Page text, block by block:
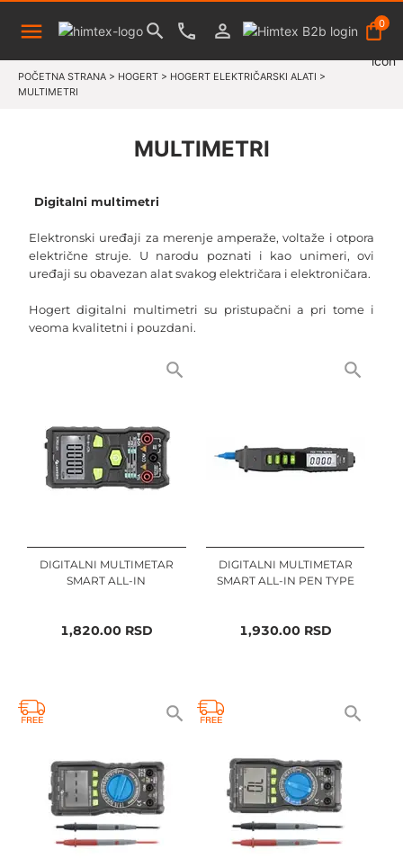
0
POČETNA STRANA > HOGERT > HOGERT ELEKTRIČARSKI ALATI >
MULTIMETRI
MULTIMETRI
Digitalni multimetri
Elektronski uređaji za merenje amperaže, voltaže i otpora
električne struje. U narodu poznati i kao unimeri, ovi
uređaji su obavezan alat svakog električara i elektroničara.
Hogert digitalni multimetri su pristupačni a pri tome i
veoma kvalitetni i pouzdani.
DIGITALNI MULTIMETAR
SMART ALL-IN
1,820.00RSD
DIGITALNI MULTIMETAR
SMART ALL-IN PEN TYPE
1,930.00RSD